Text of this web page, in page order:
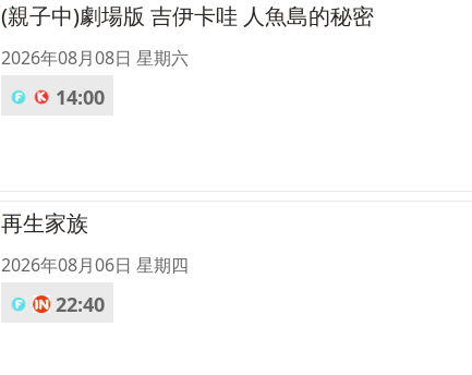
(親子中)劇場版 吉伊卡哇 人魚島的秘密
2026年08月08日 星期六
14:00
再生家族
2026年08月06日 星期四
22:40